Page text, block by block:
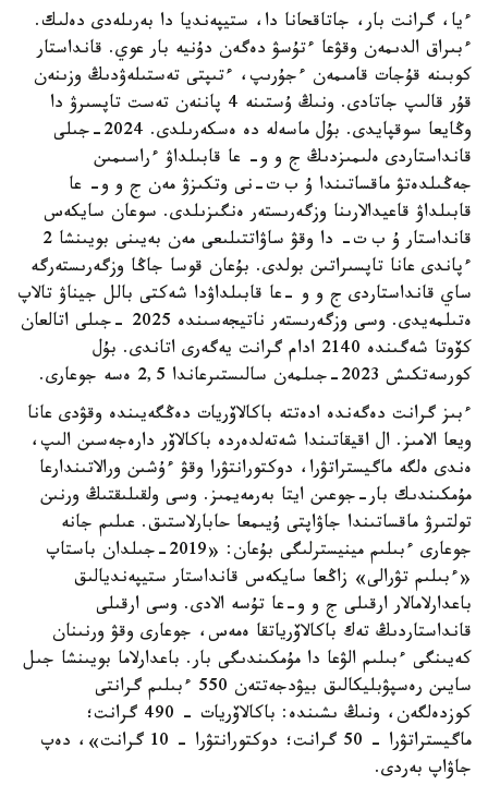
ءيا، گرانت بار، جاتاقحانا دا، ستيپەنديا دا بەرىلەدى دەلىك.
ءبىراق الدىمەن وقۋعا ءتۇسۋ دەگەن دۇنيە بار عوي. قانداستار
كوبىنە قۇجات قامىمەن ءجۇرىپ، ءتىپتى تەستىلەۋدىڭ وزىنەن
قۇر قالىپ جاتادى. ونىڭ ۇستىنە 4 پاننەن تەست تاپسىرۋ دا
وڭايعا سوقپايدى. بۇل ماسەلە دە ەسكەرىلدى. 2024-جىلى
قانداستاردى ەلىمىزدىڭ ج و و- عا قابىلداۋ ءراسىمىن
جەڭىلدەتۋ ماقساتىندا ۇ ب ت-نى وتكىزۋ مەن ج و و- عا
قابىلداۋ قاعيدالارىنا وزگەرىستەر ەنگىزىلدى. سوعان سايكەس
قانداستار ۇ ب ت- دا وقۋ ساۋاتتىلىعى مەن بەيىنى بويىنشا 2
ءپاندى عانا تاپسىراتىن بولدى. بۇعان قوسا جاڭا وزگەرىستەرگە
ساي قانداستاردى ج و و -عا قابىلداۋدا شەكتى بالل جيناۋ تالاپ
ەتىلمەيدى. وسى وزگەرىستەر ناتيجەسىندە 2025 -جىلى اتالعان
كۆوتا شەگىندە 2140 ادام گرانت يەگەرى اتاندى. بۇل
كورسەتكىش 2023-جىلمەن سالىستىرعاندا 2,5 ەسە جوعارى.
ءبىز گرانت دەگەندە ادەتتە باكالاۆريات دەڭگەيىندە وقۋدى عانا
ويعا الامىز. ال اقيقاتىندا شەتەلدەردە باكالاۆر دارەجەسىن الىپ،
ەندى ەلگە ماگيستراتۋرا، دوكتورانتۋرا وقۋ ءۇشىن ورالاتىندارعا
مۇمكىندىك بار-جوعىن ايتا بەرمەيمىز. وسى ولقىلىقتىڭ ورنىن
تولتىرۋ ماقساتىندا جاۋاپتى ۇيىمعا حابارلاستىق. عىلىم جانە
جوعارى ءبىلىم مينيسترلىگى بۇعان: «2019-جىلدان باستاپ
«ءبىلىم تۋرالى» زاڭعا سايكەس قانداستار ستيپەنديالىق
باعدارلامالار ارقىلى ج و و-عا تۇسە الادى. وسى ارقىلى
قانداستاردىڭ تەك باكالاۆرياتقا ەمەس، جوعارى وقۋ ورنىنان
كەيىنگى ءبىلىم الۋعا دا مۇمكىندىگى بار. باعدارلاما بويىنشا جىل
سايىن رەسپۋبليكالىق بيۋدجەتتەن 550 ءبىلىم گرانتى
كوزدەلگەن، ونىڭ ىشىندە: باكالاۆريات - 490 گرانت؛
ماگيستراتۋرا - 50 گرانت؛ دوكتورانتۋرا - 10 گرانت»، دەپ
جاۋاپ بەردى.